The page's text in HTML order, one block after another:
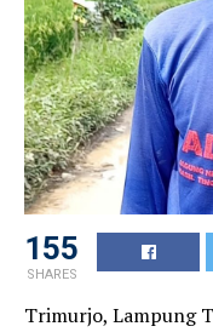
155
SHARES
Trimurjo, Lampung